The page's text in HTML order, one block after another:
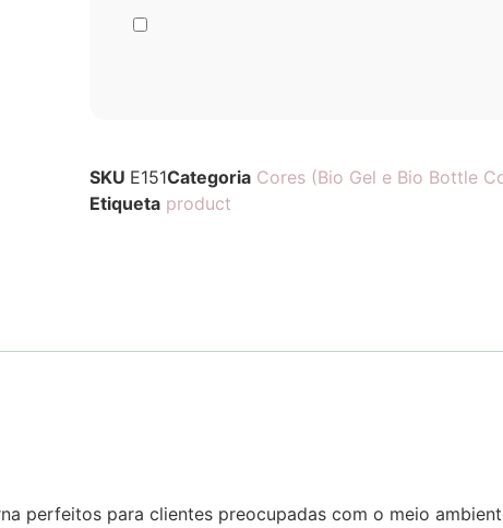
SKU E151Categoria Cores (Bio Gel e Bio Bottle
Etiqueta product
perfeitos para clientes preocupadas com o meio